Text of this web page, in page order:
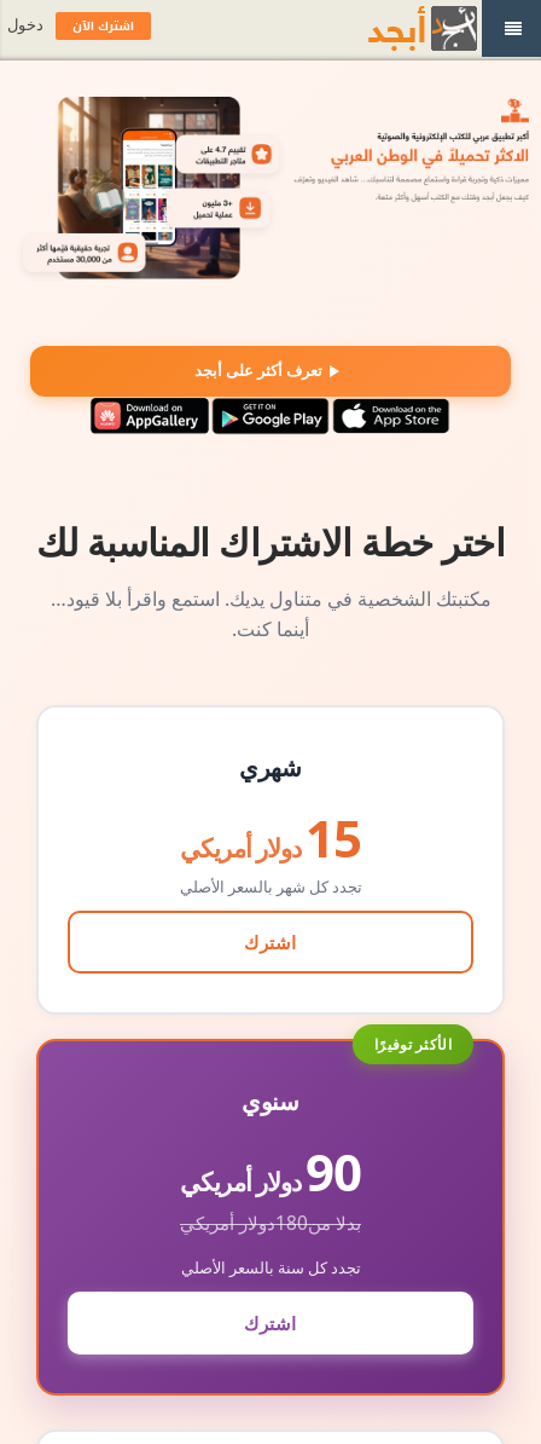
تعرف أكثر على أبجد
اختر خطة الاشتراك المناسبة لك
مكتبتك الشخصية في متناول يديك. استمع واقرأ بلا قيود…
أينما كنت.
شهري
15 دولار أمريكي
تجدد كل شهر بالسعر الأصلي
اشترك
الأكثر توفيرًا
سنوي
90دولار أمريكي
بدلا من180دولار أمريكي
تجدد كل سنة بالسعر الأصلي
اشترك
اشترك الآن دخول